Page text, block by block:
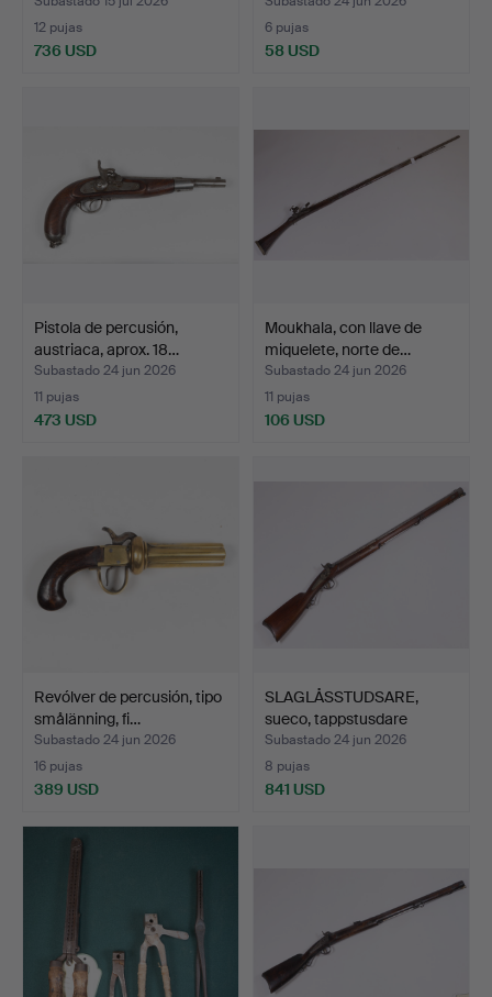
12 pujas
736 USD
6 pujas
58 USD
Pistola de percusión,
austriaca, aprox. 18…
Subastado 24 jun 2026
11 pujas
473 USD
Moukhala, con llave de
miquelete, norte de…
Subastado 24 jun 2026
11 pujas
106 USD
Revólver de percusión, tipo
smålänning, fi…
Subastado 24 jun 2026
16 pujas
389 USD
SLAGLÅSSTUDSARE,
sueco, tappstusdare
m/184…
Subastado 24 jun 2026
8 pujas
841 USD